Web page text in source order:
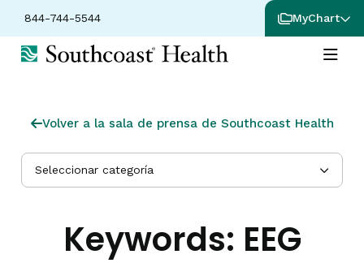
844-744-5544 MyChart
Volver a la sala de prensa de Southcoast Health
Seleccionar categoría
Keywords: EEG